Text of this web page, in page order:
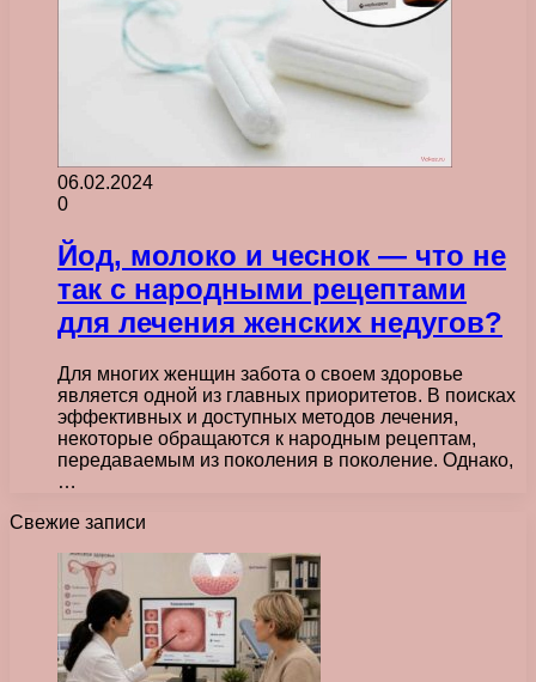
06.02.2024
0
Йод, молоко и чеснок — что не
так с народными рецептами
для лечения женских недугов?
Для многих женщин забота о своем здоровье
является одной из главных приоритетов. В поисках
эффективных и доступных методов лечения,
некоторые обращаются к народным рецептам,
передаваемым из поколения в поколение. Однако,
…
Свежие записи